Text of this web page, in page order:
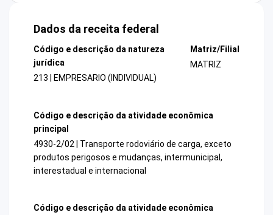
Dados da receita federal
Código e descrição da natureza
jurídica
213 | EMPRESARIO (INDIVIDUAL)
Matriz/Filial
MATRIZ
Código e descrição da atividade econômica
principal
4930-2/02 | Transporte rodoviário de carga, exceto
produtos perigosos e mudanças, intermunicipal,
interestadual e internacional
Código e descrição da atividade econômica